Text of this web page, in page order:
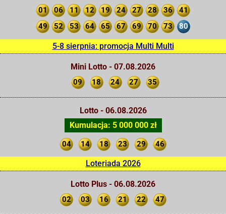
01 06 11 12 19 24 27 28 36
41
49
52 53 64 65 67 69 70 73 80
5-8 sierpnia: promocja Multi Multi
Mini Lotto - 07.08.2026
09 18 24 27 35
Lotto - 06.08.2026
Kumulacja: 5 000 000 zł
04 14 18 23 29 46
Loteriada 2026
Lotto Plus - 06.08.2026
02 03 16 21 22 47